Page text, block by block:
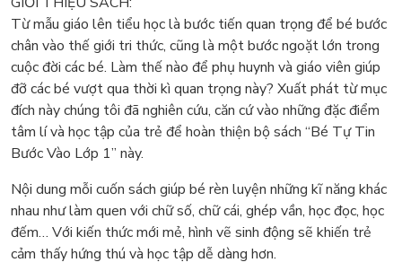
Từ mẫu giáo lên tiểu học là bước tiến quan trọng để bé bước
chân vào thế giới tri thức, cũng là một bước ngoặt lớn trong
cuộc đời các bé. Làm thế nào để phụ huynh và giáo viên giúp
đỡ các bé vượt qua thời kì quan trọng này? Xuất phát từ mục
đích này chúng tôi đã nghiên cứu, căn cứ vào những đặc điểm
tâm lí và học tập của trẻ để hoàn thiện bộ sách “Bé Tự Tin
Bước Vào Lớp 1” này.
Nội dung mỗi cuốn sách giúp bé rèn luyện những kĩ năng khác
nhau như làm quen với chữ số, chữ cái, ghép vần, học đọc, học
đếm… Với kiến thức mới mẻ, hình vẽ sinh động sẽ khiến trẻ
cảm thấy hứng thú và học tập dễ dàng hơn.